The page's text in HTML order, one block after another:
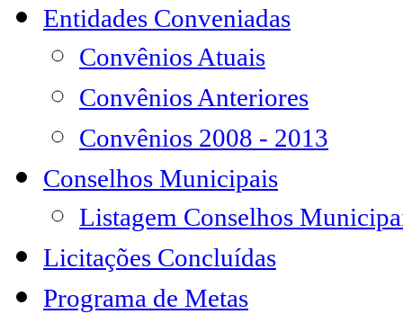
Entidades Conveniadas
Convênios Atuais
Convênios Anteriores
Convênios 2008 - 2013
Conselhos Municipais
Listagem Conselhos
Licitações Concluídas
Programa de Metas